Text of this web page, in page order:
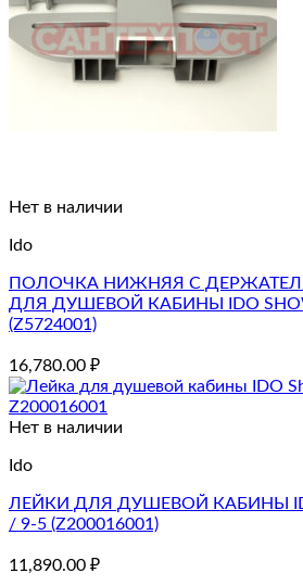
Нет в наличии
Ido
ПОЛОЧКА НИЖНЯЯ С
ДЛЯ ДУШЕВОЙ КАБИНЫ IDO
(Z5724001)
16,780.00 ₽
Нет в наличии
Ido
ЛЕЙКИ ДЛЯ ДУШЕВОЙ КАБИНЫ
/ 9-5 (Z200016001)
11,890.00 ₽